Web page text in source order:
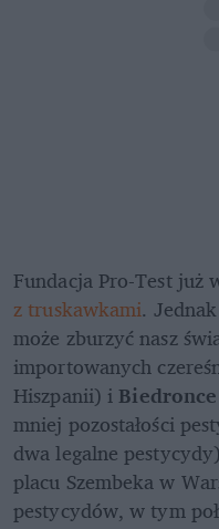
Fundacja Pro-Test już
z truskawkami.
może zburzyć nasz
importowanych
Hiszpanii) i Biedronce
mniej pozostałości
dwa legalne
placu Szembeka w
pestycydów, w tym